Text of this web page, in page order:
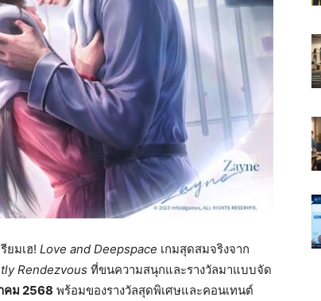
ยมเฮ! Love and Deepspace เกมสุดสมจริงจาก
Rendezvous ที่ขนความสนุกและรางวัลมาแบบจัด
คม 2568 พร้อมของรางวัลสุดพิเศษและคอนเทนต์